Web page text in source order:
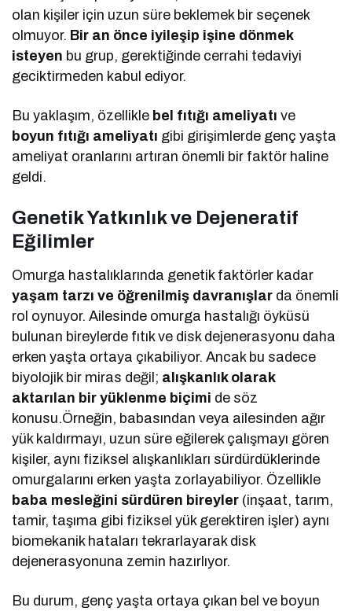
olan kişiler için uzun süre beklemek bir seçenek
olmuyor. Bir an önce iyileşip işine dönmek
isteyen bu grup, gerektiğinde cerrahi tedaviyi
geciktirmeden kabul ediyor.
Bu yaklaşım, özellikle bel fıtığı ameliyatı ve
boyun fıtığı ameliyatı gibi girişimlerde genç yaşta
ameliyat oranlarını artıran önemli bir faktör haline
geldi.
Genetik Yatkınlık ve Dejeneratif
Eğilimler
Omurga hastalıklarında genetik faktörler kadar
yaşam tarzı ve öğrenilmiş davranışlar da önemli
rol oynuyor. Ailesinde omurga hastalığı öyküsü
bulunan bireylerde fıtık ve disk dejenerasyonu daha
erken yaşta ortaya çıkabiliyor. Ancak bu sadece
biyolojik bir miras değil; alışkanlık olarak
aktarılan bir yüklenme biçimi de söz
konusu.Örneğin, babasından veya ailesinden ağır
yük kaldırmayı, uzun süre eğilerek çalışmayı gören
kişiler, aynı fiziksel alışkanlıkları sürdürdüklerinde
omurgalarını erken yaşta zorlayabiliyor. Özellikle
baba mesleğini sürdüren bireyler (inşaat, tarım,
tamir, taşıma gibi fiziksel yük gerektiren işler) aynı
biomekanik hataları tekrarlayarak disk
dejenerasyonuna zemin hazırlıyor.
Bu durum, genç yaşta ortaya çıkan bel ve boyun